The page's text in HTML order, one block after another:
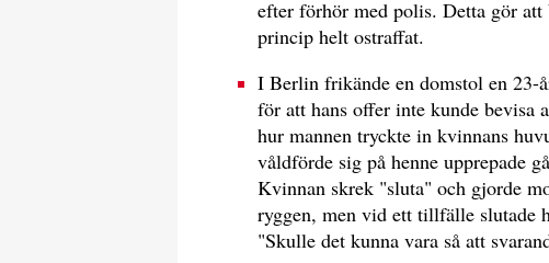
efter förhör med polis. Detta gör
princip helt ostraffat.
I Berlin frikände en domstol en 23-
för att hans offer inte kunde bevisa
hur mannen tryckte in kvinnans
våldförde sig på henne upprepade
Kvinnan skrek "sluta" och gjorde
ryggen, men vid ett tillfälle slutade
"Skulle det kunna vara så att